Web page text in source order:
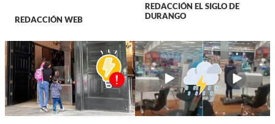
REDACCIÓN WEB
REDACCIÓN EL SIGLO DE
DURANGO